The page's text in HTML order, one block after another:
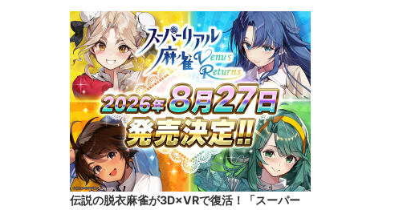
伝説の脱衣麻雀が3D×VRで復活！「スーパー